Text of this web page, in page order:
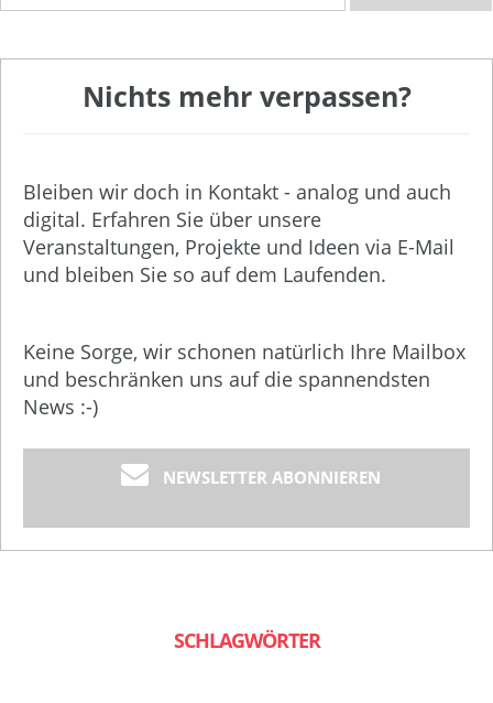
Nichts mehr verpassen?
Bleiben wir doch in Kontakt - analog und auch
digital. Erfahren Sie über unsere
Veranstaltungen, Projekte und Ideen via E-Mail
und bleiben Sie so auf dem Laufenden.
Keine Sorge, wir schonen natürlich Ihre Mailbox
und beschränken uns auf die spannendsten
News :-)
NEWSLETTER ABONNIEREN
SCHLAGWÖRTER